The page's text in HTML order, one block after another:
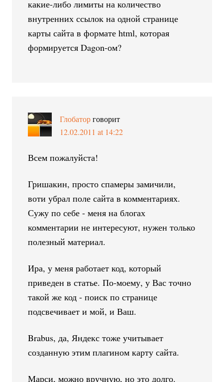
какие-либо лимиты на количество
внутренних ссылок на одной странице
карты сайта в формате html, которая
формируется Dagon-ом?
Глобатор говорит
12.02.2011 at 14:22
Всем пожалуйста!
Гришакин, просто спамеры замичили,
воти убрал поле сайта в комментариях.
Сужу по себе - меня на блогах
комментарии не интересуют, нужен только
полезный материал.
Ира, у меня работает код, который
приведен в статье. По-моему, у Вас точно
такой же код - поиск по странице
подсвечивает и мой, и Ваш.
Brabus, да, Яндекс тоже учитывает
созданную этим плагином карту сайта.
Марси, можно вручную, но это долго.